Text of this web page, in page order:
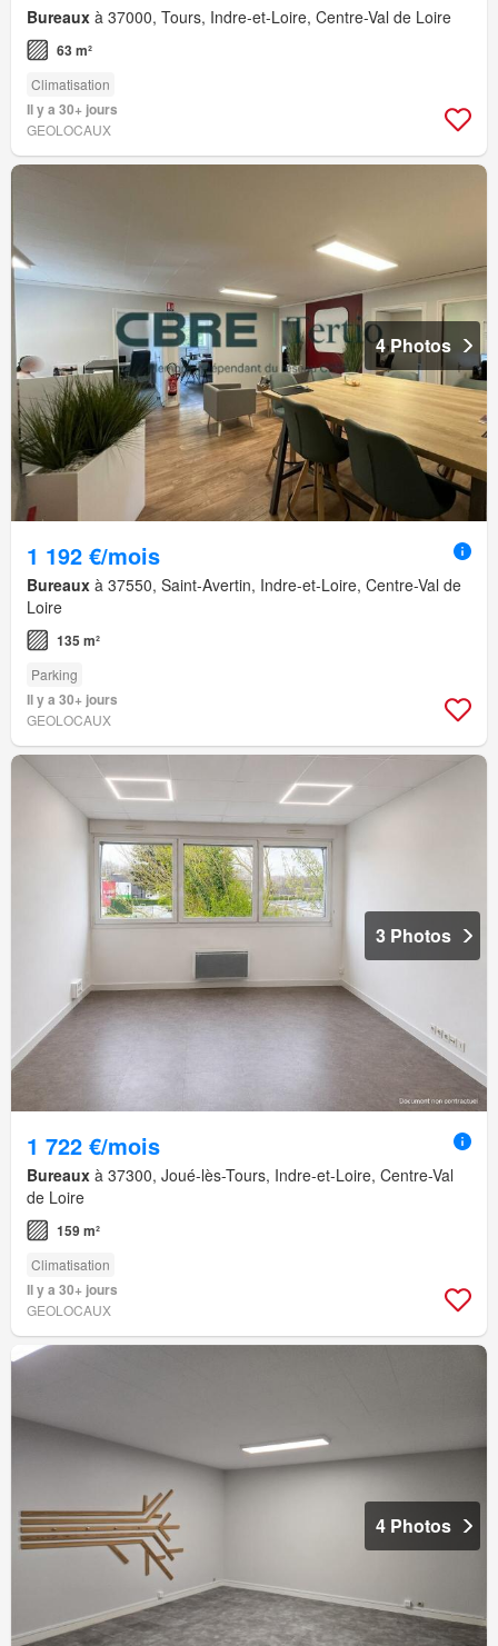
Bureaux à 37000, Tours, Indre-et-Loire, Centre-Val de Loire
63 m²
Climatisation
Il y a 30+ jours
GEOLOCAUX
4 Photos
1 192 €/mois
Bureaux à 37550, Saint-Avertin, Indre-et-Loire, Centre-Val de
Loire
135 m²
Parking
Il y a 30+ jours
GEOLOCAUX
3 Photos
1 722 €/mois
Bureaux à 37300, Joué-lès-Tours, Indre-et-Loire, Centre-Val
de Loire
159 m²
Climatisation
Il y a 30+ jours
GEOLOCAUX
4 Photos